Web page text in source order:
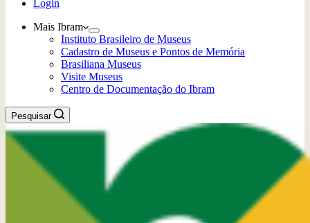
Login
Mais Ibram
Instituto Brasileiro de Museus
Cadastro de Museus e Pontos de Memória
Brasiliana Museus
Visite Museus
Centro de Documentação do Ibram
Pesquisar